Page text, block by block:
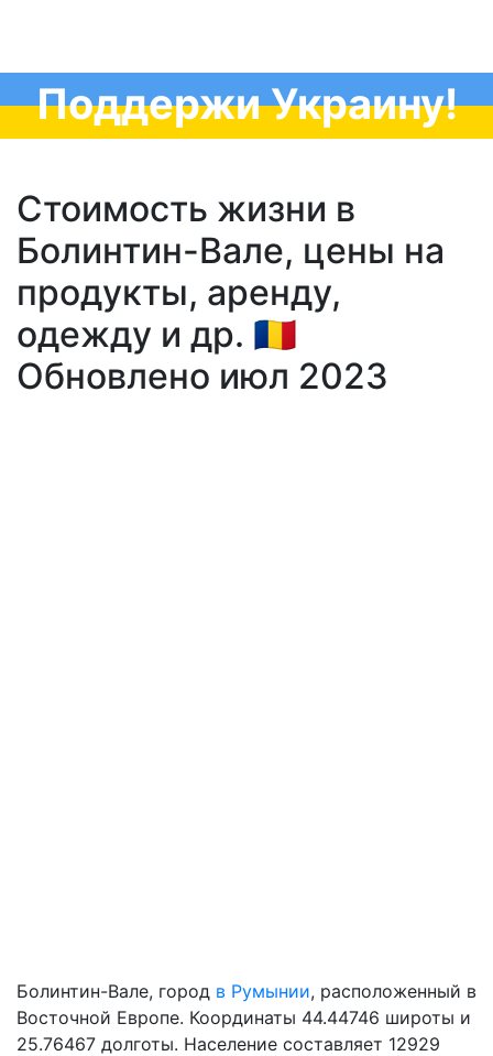
Поддержи Украину!
Стоимость жизни в
Болинтин-Вале, цены на
продукты, аренду,
одежду и др. 🇷🇴
Обновлено июл 2023
Болинтин-Вале, город в Румынии, расположенный в
Восточной Европе. Координаты 44.44746 широты и
25.76467 долготы. Население составляет 12929